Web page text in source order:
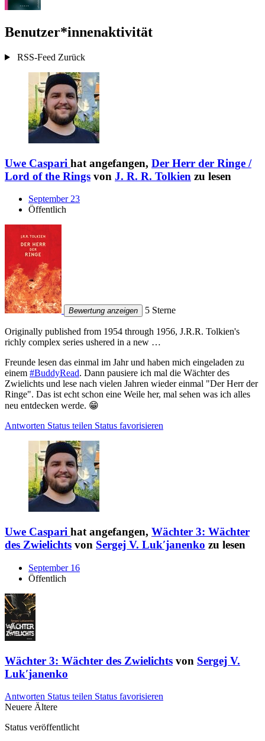
Benutzer*innenaktivität
RSS-Feed Zurück
Uwe Caspari hat angefangen, Der Herr der Ringe /
Lord of the Rings von J. R. R. Tolkien zu lesen
September 23
Öffentlich
Bewertung anzeigen 5 Sterne
Originally published from 1954 through 1956, J.R.R. Tolkien's
richly complex series ushered in a new …
Freunde lesen das einmal im Jahr und haben mich eingeladen zu
einem #BuddyRead. Dann pausiere ich mal die Wächter des
Zwielichts und lese nach vielen Jahren wieder einmal "Der Herr der
Ringe". Das ist echt schon eine Weile her, mal sehen was ich alles
neu entdecken werde. 😁
Antworten Status teilen Status favorisieren
Uwe Caspari hat angefangen, Wächter 3: Wächter
des Zwielichts von Sergej V. Lukʹjanenko zu lesen
September 16
Öffentlich
Wächter 3: Wächter des Zwielichts von Sergej V.
Lukʹjanenko
Antworten Status teilen Status favorisieren
Neuere Ältere
Status veröffentlicht